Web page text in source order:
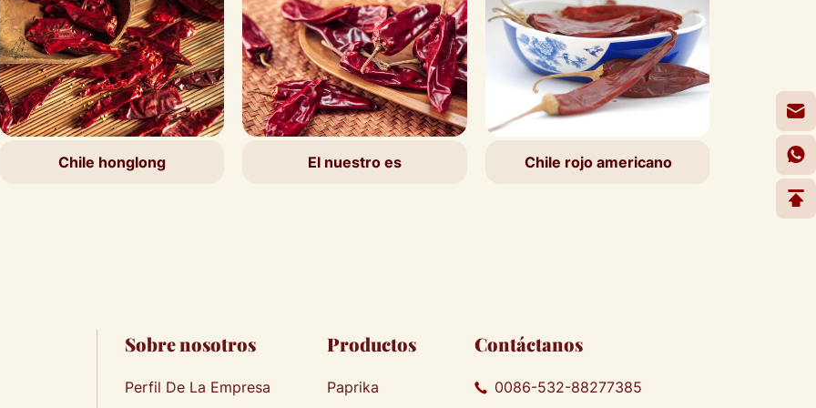
honglong El nuestro es Chile rojo americano Siente el chile
Sobre nosotros
Perfil De La Empresa
Productos
Paprika
Contáctanos
0086-532-88277385